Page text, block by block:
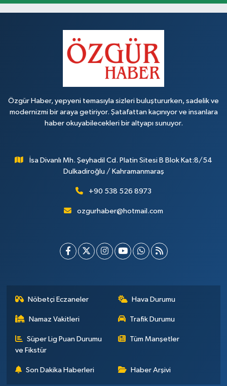
Özgür Haber, yepyeni temasıyla sizleri buluştururken, sadelik ve
modernizmi bir araya getiriyor. Şatafattan kaçınıyor ve insanlara
haber okuyabilecekleri bir altyapı sunuyor.
İsa Divanlı Mh. Şeyhadil Cd. Platin Sitesi B Blok Kat:8/54
Dulkadiroğlu / Kahramanmaraş
+90 538 526 8973
ozgurhaber@hotmail.com
Nöbetçi Eczaneler Hava Durumu
Namaz Vakitleri Trafik Durumu
Süper Lig Puan Durumu
ve Fikstür
Tüm Manşetler
Son Dakika Haberleri Haber Arşivi